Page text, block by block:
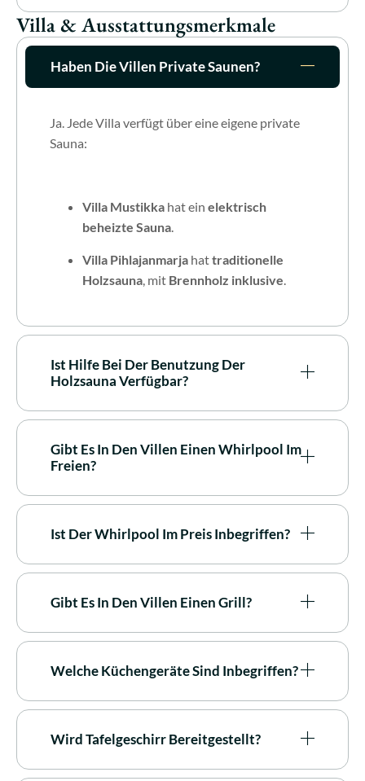
Villa & Ausstattungsmerkmale
Haben Die Villen Private Saunen?
Ja. Jede Villa verfügt über eine eigene private
Sauna:
Villa Mustikka hat ein elektrisch
beheizte Sauna.
Villa Pihlajanmarja hattraditionelle
Holzsauna , mit Brennholz inklusive
Ist Hilfe Bei Der Benutzung Der
Holzsauna Verfügbar?
Gibt Es In Den Villen Einen Whirlpool Im
Freien?
Ist Der Whirlpool Im Preis Inbegriffen?
Gibt Es In Den Villen Einen Grill?
Welche Küchengeräte Sind Inbegriffen?
Wird Tafelgeschirr Bereitgestellt?